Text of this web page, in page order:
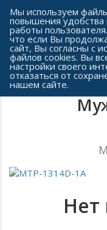
Сеть
Нет
Мы используем
повышения удобства
работы
что если Вы
сайт, Вы согласны с
файлов cookies. Вы
настройки своего
отказаться от
нашем сайте.